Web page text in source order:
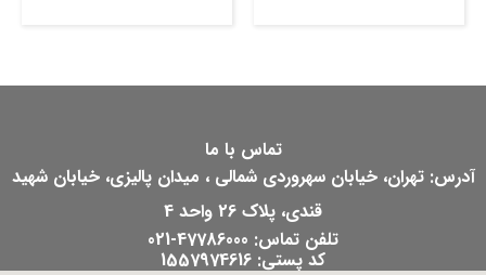
تماس با ما
آدرس: تهران، خیابان سهروردی شمالی ، میدان پالیزی، خیابان شهید
قندی، پلاک 26 واحد 4
تلفن تماس: 47786000-021
کد پستی: 1557974616